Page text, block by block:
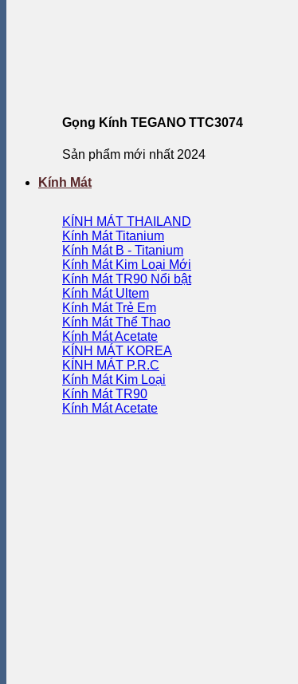
Gọng Kính TEGANO TTC3074
Sản phẩm mới nhất 2024
Kính Mát
KÍNH MÁT THAILAND
Kính Mát Titanium
Kính Mát B - Titanium
Kính Mát Kim Loại
Kính Mát TR90
Kính Mát Ultem
Kính Mát Trẻ Em
Kính Mát Thể Thao
Kính Mát Acetate
KÍNH MÁT KOREA
KÍNH MÁT P.R.C
Kính Mát Kim Loại
Kính Mát TR90
Kính Mát Acetate